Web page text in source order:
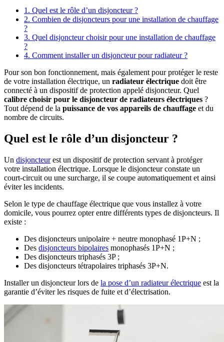
1. Quel est le rôle d’un disjoncteur ?
2. Combien de disjoncteurs pour une installation de chauffage
?
3. Quel disjoncteur choisir pour une installation de chauffage
?
4. Comment installer un disjoncteur pour radiateur ?
Pour son bon fonctionnement, mais également pour protéger le reste
de votre installation électrique, un radiateur électrique doit être
connecté à un dispositif de protection appelé disjoncteur. Quel
calibre choisir pour le disjoncteur de radiateurs électriques ?
Tout dépend de la puissance de vos appareils de chauffage et du
nombre de circuits.
Quel est le rôle d’un disjoncteur ?
Un disjoncteurest un dispositif de protection servant à protéger
votre installation électrique. Lorsque le disjoncteur constate un
court-circuit ou une surcharge, il se coupe automatiquement et ainsi
éviter les incidents.
Selon le type de chauffage électrique que vous installez à votre
domicile, vous pourrez opter entre différents types de disjoncteurs. Il
existe :
Des disjoncteurs unipolaire + neutre monophasé 1P+N ;
Des disjoncteurs bipolaires monophasés 1P+N ;
Des disjoncteurs triphasés 3P ;
Des disjoncteurs tétrapolaires triphasés 3P+N.
Installer un disjoncteur lors de la pose d’un radiateur électrique est la
garantie d’éviter les risques de fuite et d’électrisation.